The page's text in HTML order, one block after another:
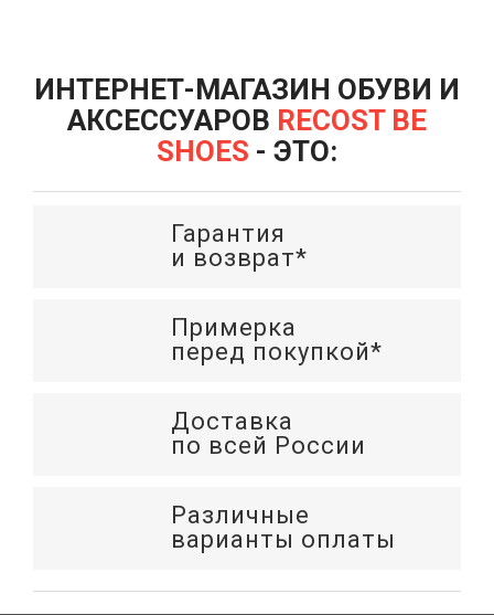
ИНТЕРНЕТ-МАГАЗИН ОБУВИ И
АКСЕССУАРОВ RECOST BE
SHOES - ЭТО:
Гарантия
и возврат*
Примерка
перед покупкой*
Доставка
по всей России
Различные
варианты оплаты